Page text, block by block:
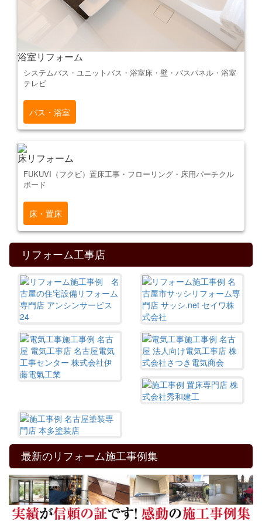
浴室リフォーム
システムバス・ユニットバス・浴室床・壁・バスパネル・浴室
テレビ
バス・浴室
床リフォーム
FUKUVI（フクビ）置床工事・フローリング・床用パーチクル
ボード
床・置床
リフォーム工事店
最新のリフォーム施工事例集